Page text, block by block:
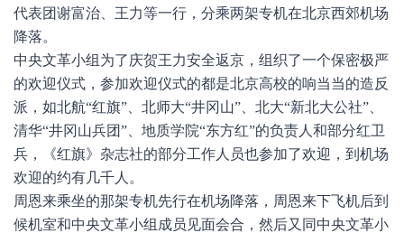
代表团谢富治、王力等一行，分乘两架专机在北京西郊机场
降落。
中央文革小组为了庆贺王力安全返京，组织了一个保密极严
的欢迎仪式，参加欢迎仪式的都是北京高校的响当当的造反
派，如北航“红旗”、北师大“井冈山”、北大“新北大公社”、
清华“井冈山兵团”、地质学院“东方红”的负责人和部分红卫
兵，《红旗》杂志社的部分工作人员也参加了欢迎，到机场
欢迎的约有几千人。
周恩来乘坐的那架专机先行在机场降落，周恩来下飞机后到
候机室和中央文革小组成员见面会合，然后又同中央文革小